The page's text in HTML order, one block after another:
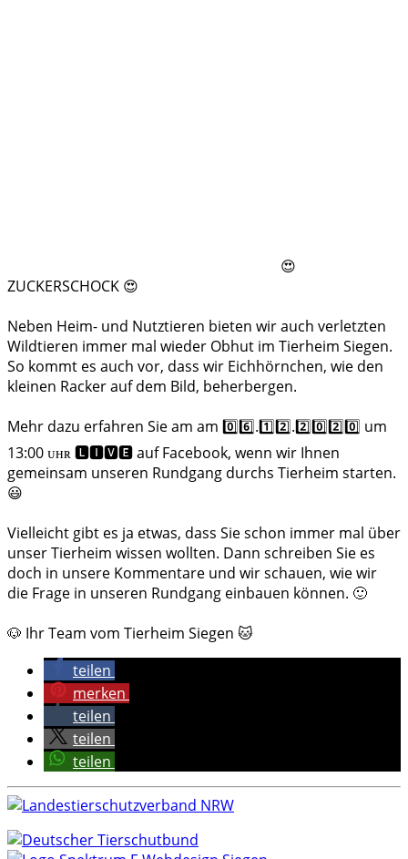
😍
ZUCKERSCHOCK 😍
Neben Heim- und Nutztieren bieten wir auch verletzten
Wildtieren immer mal wieder Obhut im Tierheim Siegen.
So kommt es auch vor, dass wir Eichhörnchen, wie den
kleinen Racker auf dem Bild, beherbergen.
Mehr dazu erfahren Sie am am 0️⃣6️⃣.1️⃣2️⃣.2️⃣0️⃣2️⃣0️⃣ um
13:00 ᴜʜʀ 🅻🅸🆅🅴 auf Facebook, wenn wir Ihnen
gemeinsam unseren Rundgang durchs Tierheim starten.
😃
Vielleicht gibt es ja etwas, dass Sie schon immer mal über
unser Tierheim wissen wollten. Dann schreiben Sie es
doch in unsere Kommentare und wir schauen, wie wir
die Frage in unseren Rundgang einbauen können. 🙂
🐶 Ihr Team vom Tierheim Siegen 🐱
teilen
merken
teilen
teilen
teilen